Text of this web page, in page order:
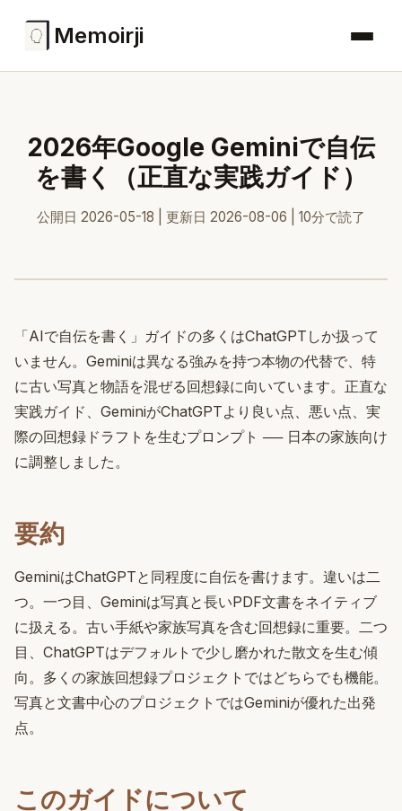
Memoirji
2026年Google Geminiで自伝
を書く（正直な実践ガイド）
公開日 2026-05-18 | 更新日 2026-08-06 | 10分で読了
「AIで自伝を書く」ガイドの多くはChatGPTしか扱って
いません。Geminiは異なる強みを持つ本物の代替で、特
に古い写真と物語を混ぜる回想録に向いています。正直な
実践ガイド、GeminiがChatGPTより良い点、悪い点、実
際の回想録ドラフトを生むプロンプト ── 日本の家族向け
に調整しました。
要約
GeminiはChatGPTと同程度に自伝を書けます。違いは二
つ。一つ目、Geminiは写真と長いPDF文書をネイティブ
に扱える。古い手紙や家族写真を含む回想録に重要。二つ
目、ChatGPTはデフォルトで少し磨かれた散文を生む傾
向。多くの家族回想録プロジェクトではどちらでも機能。
写真と文書中心のプロジェクトではGeminiが優れた出発
点。
このガイドについて